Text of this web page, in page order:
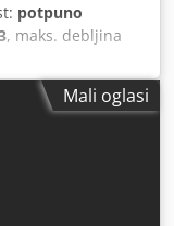
potpuno
, maks. debljina
backstop
kuta rezanja
detalji: Duljina
Kapacitet rezanja
Mali oglasi